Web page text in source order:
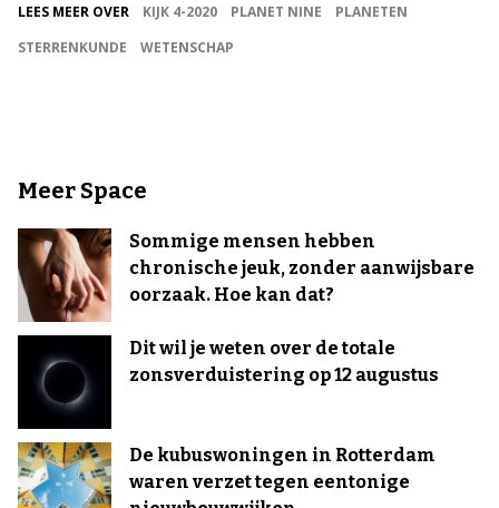
LEES MEER OVER KIJK 4-2020 PLANET NINE
PLANETEN
STERRENKUNDE
WETENSCHAP
Meer Space
Sommige mensen hebben
chronische jeuk, zonder aanwijsbare
oorzaak. Hoe kan dat?
Dit wil je weten over de totale
zonsverduistering op 12 augustus
De kubuswoningen in Rotterdam
waren verzet tegen eentonige